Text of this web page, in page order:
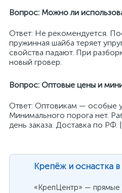
Вопрос: Можно ли
Ответ: Не рекомендуется.
пружинная шайба теряет
свойства падают. При
новый гровер.
Вопрос: Оптовые цены и
Ответ: Оптовикам — особые
Минимального порога нет.
день заказа. Доставка по РФ.
Крепёж и оснастка
«КрепЦентр» — прямые